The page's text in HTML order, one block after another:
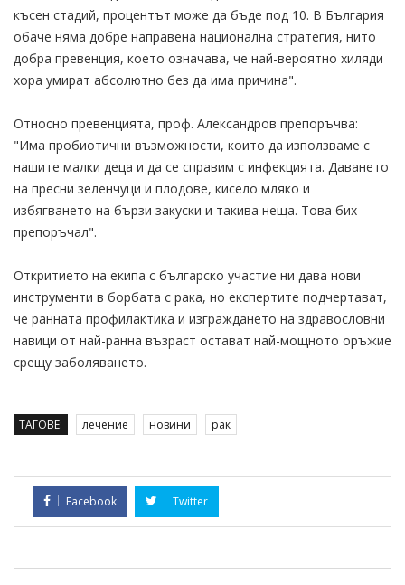
късен стадий, процентът може да бъде под 10. В България
обаче няма добре направена национална стратегия, нито
добра превенция, което означава, че най-вероятно хиляди
хора умират абсолютно без да има причина".
Относно превенцията, проф. Александров препоръчва:
"Има пробиотични възможности, които да използваме с
нашите малки деца и да се справим с инфекцията. Даването
на пресни зеленчуци и плодове, кисело мляко и
избягването на бързи закуски и такива неща. Това бих
препоръчал".
Откритието на екипа с българско участие ни дава нови
инструменти в борбата с рака, но експертите подчертават,
че ранната профилактика и изграждането на здравословни
навици от най-ранна възраст остават най-мощното оръжие
срещу заболяването.
ТАГОВЕ: лечение новини рак
Facebook Twitter